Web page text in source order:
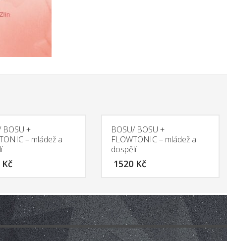
BOSU +
– mládež a
Kč
BOSU/ BOSU +
FLOWTONIC – mládež a
dospělí
1520 Kč